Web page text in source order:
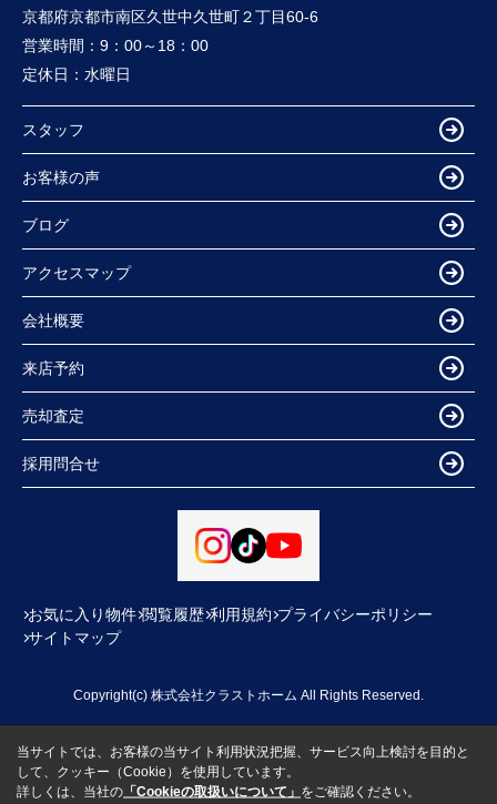
京都府京都市南区久世中久世町２丁目60-6
営業時間： 9：00～18：00
定休日： 水曜日
スタッフ
お客様の声
ブログ
アクセスマップ
会社概要
来店予約
売却査定
採用問合せ
お気に入り物件 閲覧履歴 利用規約 プライバシーポリシー
サイトマップ
Copyright(c) 株式会社クラストホーム All Rights Reserved.
当サイトでは、お客様の当サイト利用状況把握、サービス向上検討を目的と
して、クッキー（Cookie）を使用しています。
詳しくは、当社の 「Cookieの取扱いについて」 をご確認ください。